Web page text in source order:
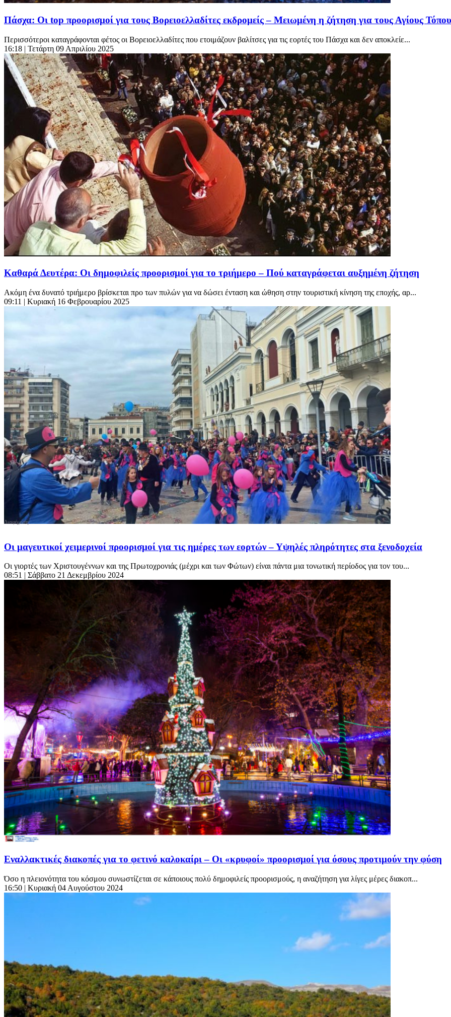
Πάσχα: Οι top προορισμοί για τους Βορειοελλαδίτες εκδρομείς – Μειωμένη η ζήτηση για τους Αγίους
Περισσότεροι καταγράφονται φέτος οι Βορειοελλαδίτες που ετοιμάζουν βαλίτσες για τις εορτές του Πάσχα και δεν αποκλείε...
16:18 | Τετάρτη 09 Απριλίου 2025
Καθαρά Δευτέρα: Οι δημοφιλείς προορισμοί για το τριήμερο – Πού καταγράφεται αυξημένη ζήτηση
Ακόμη ένα δυνατό τριήμερο βρίσκεται προ των πυλών για να δώσει ένταση και ώθηση στην τουριστική κίνηση της εποχής, αρ...
09:11 | Κυριακή 16 Φεβρουαρίου 2025
Οι μαγευτικοί χειμερινοί προορισμοί για τις ημέρες των εορτών – Υψηλές πληρότητες στα ξενοδοχεία
Οι γιορτές των Χριστουγέννων και της Πρωτοχρονιάς (μέχρι και των Φώτων) είναι πάντα μια τονωτική περίοδος για τον του...
08:51 | Σάββατο 21 Δεκεμβρίου 2024
Εναλλακτικές διακοπές για το φετινό καλοκαίρι – Οι «κρυφοί» προορισμοί για όσους προτιμούν την φύση
Όσο η πλειονότητα του κόσμου συνωστίζεται σε κάποιους πολύ δημοφιλείς προορισμούς, η αναζήτηση για λίγες μέρες διακοπ...
16:50 | Κυριακή 04 Αυγούστου 2024